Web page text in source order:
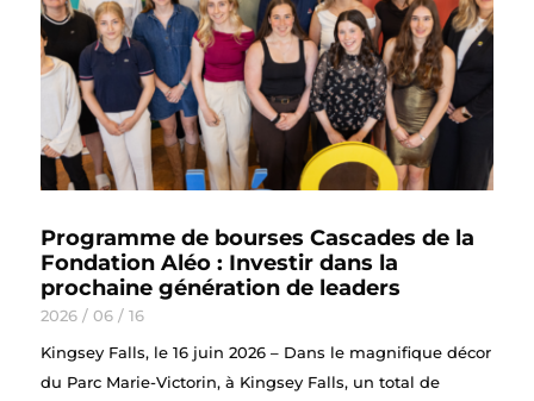
Programme de bourses Cascades de la
Fondation Aléo : Investir dans la
prochaine génération de leaders
2026 / 06 / 16
Kingsey Falls, le 16 juin 2026 – Dans le magnifique décor
du Parc Marie-Victorin, à Kingsey Falls, un total de